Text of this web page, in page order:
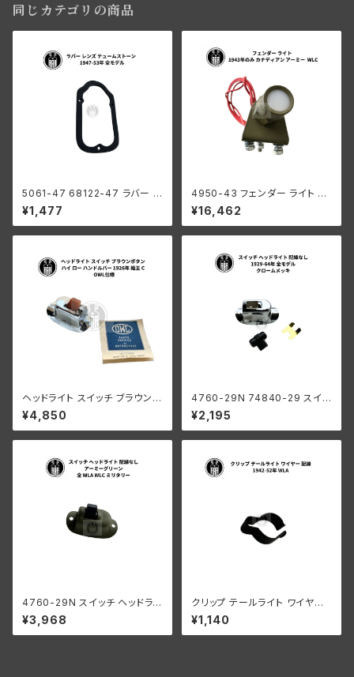
同じカテゴリの商品
5061-47 68122-47 ラバー レ
ンズ テュームストーン ハーレー
ダビッドソン 1947-53年 全モ
デル
¥1,477
4950-43 フェンダー ライト ハ
ーレーダビッドソン 1943年の
¥16,462
ヘッドライト スイッチ ブラウンボ
タン ハイ ロー ハンドルバー 19
¥4,850
4760-29N 74840-29 スイッ
チ ヘッドライト 配線なし ハーレ
ーダビッドソン 1929-64年 全
モデル クロームメッキ
¥2,195
4760-29N スイッチ ヘッドライ
ト 配線なし アーミーグリーン
ハーレーダビッドソン 全 WLA
WLC ミリタリー
¥3,968
クリップ テールライト ワイヤー
配線 ハーレーダビッドソン 194
2-52年 WLA
¥1,140